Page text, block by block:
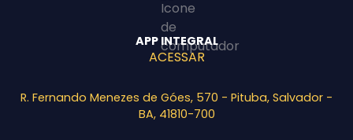
APP INTEGRAL
ACESSAR
R. Fernando Menezes de Góes, 570 - Pituba, Salvador -
BA, 41810-700